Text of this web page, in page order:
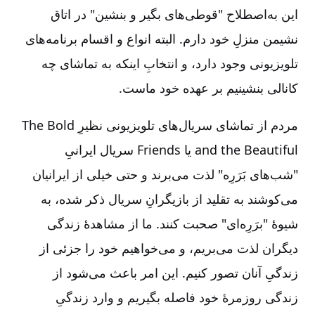
این به‌اصطلاح "قوطی‌های بگیر و بنشین" در اتاق
نشیمن منزلِ خود دارم. البته انواع و اقسام برنامه‌های
تلویزیونی وجود دارد، و انتخابِ اینکه به تماشای چه
کانالی بنشینیم بر عهده خود ماست.
مردم از تماشای سریال‌های تلویزیونی نظیرِ The Bold
and the Beautiful یا Friends سریال ایرانیِ
"شب‌های بَرَرِه" لذت می‌برند و حتی خیلی از ایرانیان
می‌کوشند به تقلید از بازیگرانِ سریال ذکر شده، به
شیوۀ "برَرِه‌ای" صحبت کنند. ما از مشاهدۀ زندگی
دیگران لذت می‌بریم، و می‌خواهیم خود را جزئی از
زندگیِ آنان تصور ‌کنیم. این امر باعث می‌شود از
زندگی روزمرۀ خود فاصله بگیریم و وارد زندگیِ